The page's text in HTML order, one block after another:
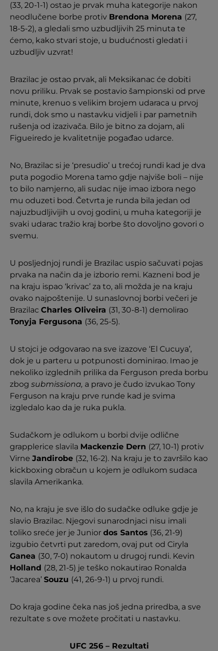
(33, 20-1-1) ostao je prvak muha kategorije nakon
neodlučene borbe protiv Brendona Morena (27,
18-5-2), a gledali smo uzbudljivih 25 minuta te
ćemo, kako stvari stoje, u budućnosti gledati i
uzbudljiv uzvrat!
Brazilac je ostao prvak, ali Meksikanac će dobiti
novu priliku. Prvak se postavio šampionski od prve
minute, krenuo s velikim brojem udaraca u prvoj
rundi, dok smo u nastavku vidjeli i par pametnih
rušenja od izazivača. Bilo je bitno za dojam, ali
Figueiredo je kvalitetnije pogađao udarce.
No, Brazilac si je ‘presudio’ u trećoj rundi kad je dva
puta pogodio Morena tamo gdje najviše boli – nije
to bilo namjerno, ali sudac nije imao izbora nego
mu oduzeti bod. Četvrta je runda bila jedan od
najuzbudljivijih u ovoj godini, u muha kategoriji je
svaki udarac tražio kraj borbe što dovoljno govori o
svemu.
U posljednjoj rundi je Brazilac uspio sačuvati pojas
prvaka na način da je izborio remi. Kazneni bod je
na kraju ispao ‘krivac’ za to, ali možda je na kraju
ovako najpoštenije. U sunaslovnoj borbi večeri je
Brazilac Charles Oliveira (31, 30-8-1) demolirao
Tonyja Fergusona (36, 25-5).
U stojci je odgovarao na sve izazove ‘El Cucuya’,
dok je u parteru u potpunosti dominirao. Imao je
nekoliko izglednih prilika da Ferguson preda borbu
zbog submissiona, a pravo je čudo izvukao Tony
Ferguson na kraju prve runde kad je svima
izgledalo kao da je ruka pukla.
Sudačkom je odlukom u borbi dvije odlične
grapplerice slavila Mackenzie Dern (27, 10-1) protiv
Virne Jandirobe (32, 16-2). Na kraju je to završilo kao
kickboxing obračun u kojem je odlukom sudaca
slavila Amerikanka.
No, na kraju je sve išlo do sudačke odluke gdje je
slavio Brazilac. Njegovi sunarodnjaci nisu imali
toliko sreće jer je Junior dos Santos (36, 21-9)
izgubio četvrti put zaredom, ovaj put od Ciryla
Ganea (30, 7-0) nokautom u drugoj rundi. Kevin
Holland (28, 21-5) je teško nokautirao Ronalda
‘Jacarea’ Souzu (41, 26-9-1) u prvoj rundi.
Do kraja godine čeka nas još jedna priredba, a sve
rezultate s ove možete pročitati u nastavku.
UFC 256 – Rezultati